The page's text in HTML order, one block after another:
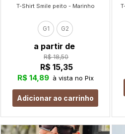
T-Shirt Smile peito - Marinho
G1 G2
a partir de
R$ 18,50
R$ 15,35
R$ 14,89 à vista no Pix
Adicionar ao carrinho